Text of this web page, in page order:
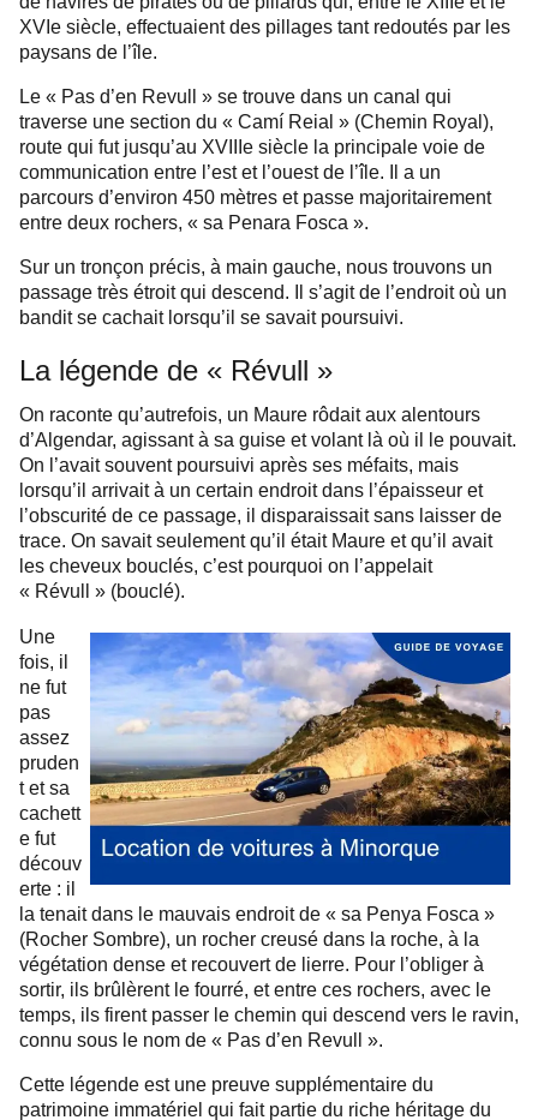
XVIe siècle, effectuaient des pillages tant redoutés par les
paysans de l’île.
Le « Pas d’en Revull » se trouve dans un canal qui
traverse une section du « Camí Reial » (Chemin Royal),
route qui fut jusqu’au XVIIIe siècle la principale voie de
communication entre l’est et l’ouest de l’île. Il a un
parcours d’environ 450 mètres et passe majoritairement
entre deux rochers, « sa Penara Fosca ».
Sur un tronçon précis, à main gauche, nous trouvons un
passage très étroit qui descend. Il s’agit de l’endroit où un
bandit se cachait lorsqu’il se savait poursuivi.
La légende de « Révull »
On raconte qu’autrefois, un Maure rôdait aux alentours
d’Algendar, agissant à sa guise et volant là où il le pouvait.
On l’avait souvent poursuivi après ses méfaits, mais
lorsqu’il arrivait à un certain endroit dans l’épaisseur et
l’obscurité de ce passage, il disparaissait sans laisser de
trace. On savait seulement qu’il était Maure et qu’il avait
les cheveux bouclés, c’est pourquoi on l’appelait
« Révull » (bouclé).
Une
fois, il
ne fut
pas
assez
pruden
t et sa
cachett
e fut
découv
erte : il
la tenait dans le mauvais endroit de « sa Penya Fosca »
(Rocher Sombre), un rocher creusé dans la roche, à la
végétation dense et recouvert de lierre. Pour l’obliger à
sortir, ils brûlèrent le fourré, et entre ces rochers, avec le
temps, ils firent passer le chemin qui descend vers le ravin,
connu sous le nom de « Pas d’en Revull ».
Cette légende est une preuve supplémentaire du
patrimoine immatériel qui fait partie du riche héritage du